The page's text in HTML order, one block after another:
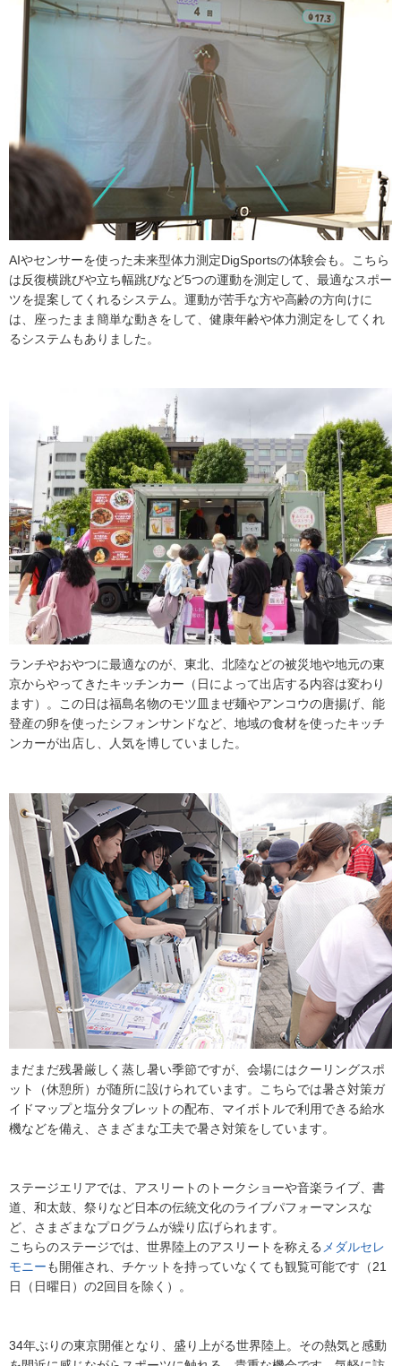
AIやセンサーを使った未来型体力測定DigSportsの体験会も。こちら
は反復横跳びや立ち幅跳びなど5つの運動を測定して、最適なスポー
ツを提案してくれるシステム。運動が苦手な方や高齢の方向けに
は、座ったまま簡単な動きをして、健康年齢や体力測定をしてくれ
るシステムもありました。
ランチやおやつに最適なのが、東北、北陸などの被災地や地元の東
京からやってきたキッチンカー（日によって出店する内容は変わり
ます）。この日は福島名物のモツ皿まぜ麺やアンコウの唐揚げ、能
登産の卵を使ったシフォンサンドなど、地域の食材を使ったキッチ
ンカーが出店し、人気を博していました。
まだまだ残暑厳しく蒸し暑い季節ですが、会場にはクーリングスポ
ット（休憩所）が随所に設けられています。こちらでは暑さ対策ガ
イドマップと塩分タブレットの配布、マイボトルで利用できる給水
機などを備え、さまざまな工夫で暑さ対策をしています。
ステージエリアでは、アスリートのトークショーや音楽ライブ、書
道、和太鼓、祭りなど日本の伝統文化のライブパフォーマンスな
ど、さまざまなプログラムが繰り広げられます。
こちらのステージでは、世界陸上のアスリートを称える メダルセレ
モニーも開催され、チケットを持っていなくても観覧可能です（21
日（日曜日）の2回目を除く）。
34年ぶりの東京開催となり、盛り上がる世界陸上。その熱気と感動